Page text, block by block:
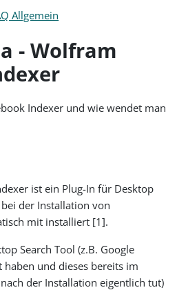
Allgemein
- Wolfram
Indexer und wie wendet man
ist ein Plug-In für Desktop
der Installation von
mit installiert [1].
Search Tool (z.B. Google
haben und dieses bereits im
der Installation eigentlich tut)